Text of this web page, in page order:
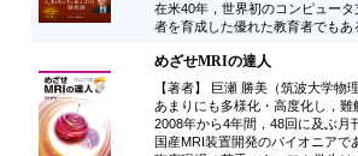
在米40年，世界初のコンピュー
者を育成した優れた教育者でも
めざせMRIの達人
【著者】 巨瀬 勝美（筑波大学物
あまりにも多様化・高度化し，
2008年から4年間，48回に及ぶ
国産MRI装置開発のパイオニア